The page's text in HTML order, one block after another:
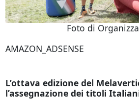
Foto di
AMAZON_ADSENSE
L’ottava edizione del
l’assegnazione dei titoli